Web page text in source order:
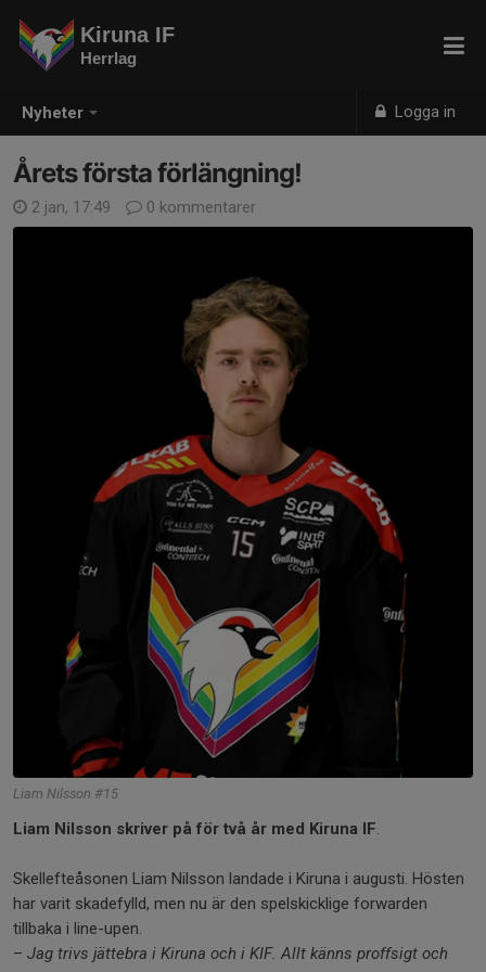
Nyheter Logga in
Kiruna IF
Herrlag
Årets första förlängning!
2 jan, 17:49 0 kommentarer
Liam Nilsson #15
Liam Nilsson skriver på för två år med Kiruna IF.
Skellefteåsonen Liam Nilsson landade i Kiruna i augusti. Hösten
har varit skadefylld, men nu är den spelskicklige forwarden
tillbaka i line-upen.
– Jag trivs jättebra i Kiruna och i KIF. Allt känns proffsigt och